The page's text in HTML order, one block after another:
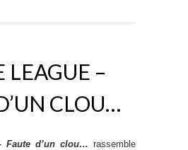
LEAGUE –
CLOU…
Faute d’un clou… rassemble